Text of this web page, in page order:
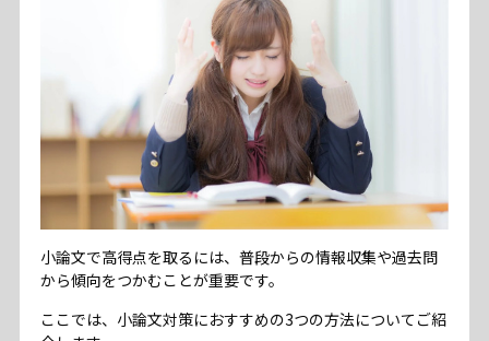
小論文で高得点を取るには、普段からの情報収集や過去問
から傾向をつかむことが重要です。
ここでは、小論文対策におすすめの3つの方法についてご紹